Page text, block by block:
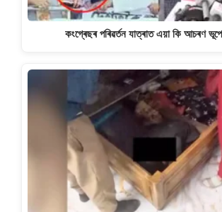
কংগ্ৰেছৰ পৰিৱৰ্তন যাত্ৰাত এয়া কি আচৰণ